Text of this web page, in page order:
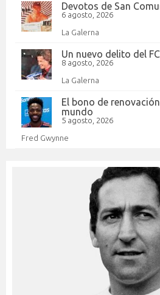
Devotos de San
6 agosto, 2026
La Galerna
Un nuevo delito del
8 agosto, 2026
La Galerna
El bono de
mundo
5 agosto, 2026
Fred Gwynne